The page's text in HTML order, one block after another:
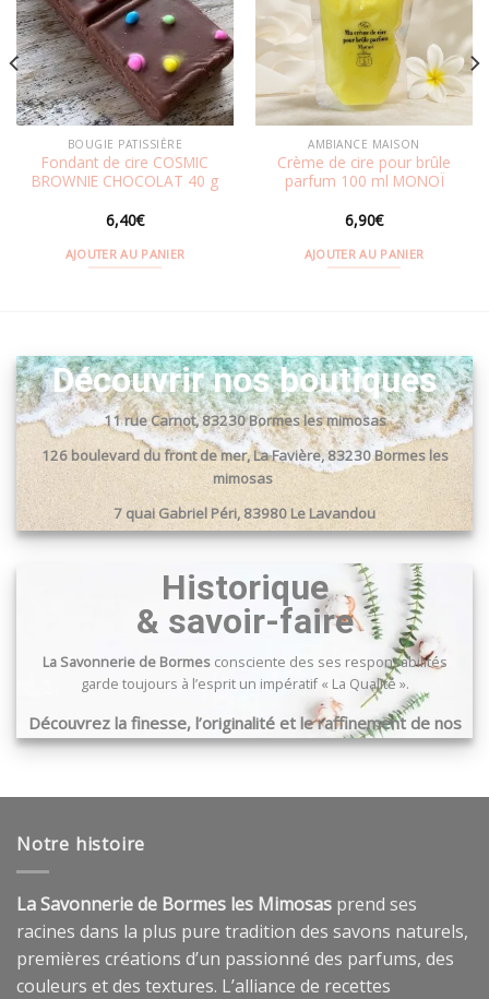
à la
wishlist
BOUGIE PATISSIÈRE
Fondant de cire COSMIC
BROWNIE CHOCOLAT 40 g
6,40€
AJOUTER AU PANIER
à la
AMBIANCE MAISON
Crème de cire pour brûle
parfum 100 ml MONOÏ
6,90€
AJOUTER AU PANIER
Découvrir nos boutiques
11 rue Carnot, 83230 Bormes les mimosas
126 boulevard du front de mer, La Favière, 83230 Bormes les
mimosas
7 quai Gabriel Péri, 83980 Le Lavandou
Historique
& savoir-faire
La Savonnerie de Bormesconsciente des ses responsabilités
garde toujours à l’esprit un impératif « La Qualité ».
Découvrez la finesse, l’originalité et le raffinement de nos
produits …
Notre histoire
La Savonnerie de Bormes les Mimosas prend ses
racines dans la plus pure tradition des savons naturels,
premières créations d’un passionné des parfums, des
couleurs et des textures. L’alliance de recettes